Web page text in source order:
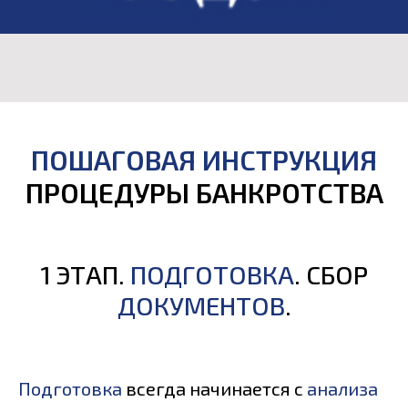
ПОШАГОВАЯ ИНСТРУКЦИЯ
ПРОЦЕДУРЫ БАНКРОТСТВА
1 ЭТАП. ПОДГОТОВКА. СБОР
ДОКУМЕНТОВ.
Подготовка всегда начинается с анализа